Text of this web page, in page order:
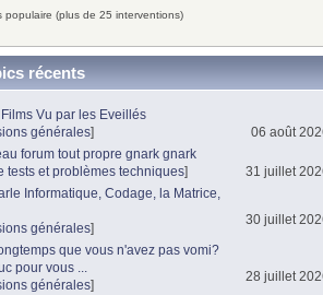
populaire (plus de 25 interventions)
récents
Vu par les Eveillés
générales]
06 août
forum tout propre gnark gnark
tests et problèmes techniques]
31 juillet
Informatique, Codage, la Matrice,
générales]
30 juillet
que vous n'avez pas vomi?
pour vous ...
générales]
28 juillet